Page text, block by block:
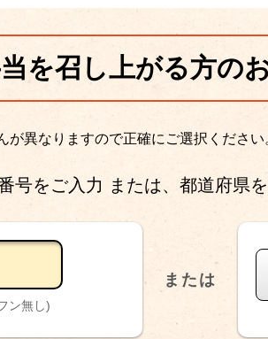
を召し上がる方の
が異なりますので正確にご選択ください
号をご入力 または、都道府県
ン無し)
または